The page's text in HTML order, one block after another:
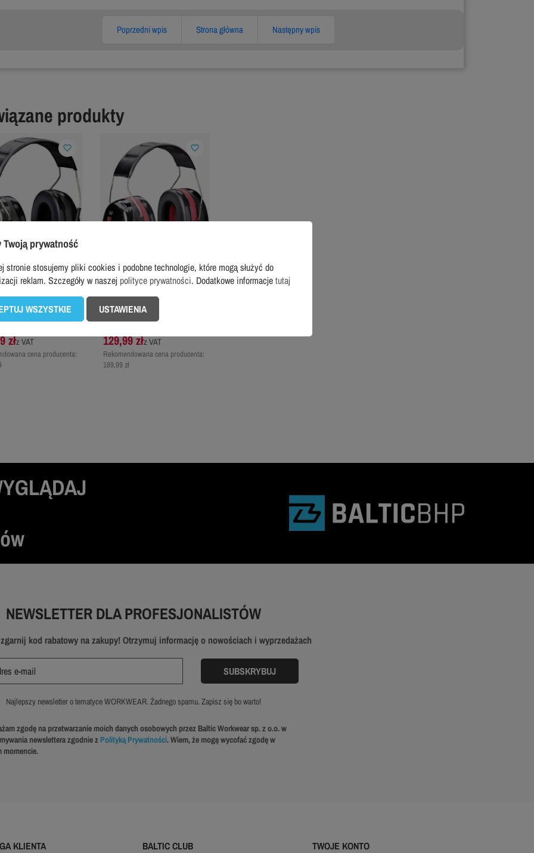
Poprzedni wpis Strona główna Następny wpis
produkty
przeciwhałasowe 3M
II H520A
złz VAT
cena producenta:
favorite_border
3M
Nauszniki przeciwhałasowe 3M
Peltor Optime III H540A
129,99 złz VAT
Rekomendowana cena producenta:
189,99 zł
favorite_border
NEWSLETTER DLA PROFESJONALISTÓW
kod rabatowy na zakupy! Otrzymuj informację o nowościach i wyprzedażach
Najlepszy newsletter o tematyce WORKWEAR. Żadnego spamu. Zapisz się bo warto!
zgodę na przetwarzanie moich danych osobowych przez Baltic Workwear sp. z o.o. w
newslettera zgodnie z Polityką Prywatności. Wiem, że mogę wycofać zgodę w
momencie.
KLIENTA BALTIC CLUB TWOJE KONTO
Twoją prywatność
stronie stosujemy pliki cookies i podobne technologie, które mogą służyć do
reklam. Szczegóły w naszej polityce prywatności. Dodatkowe informacjetutaj
WSZYSTKIE USTAWIENIA